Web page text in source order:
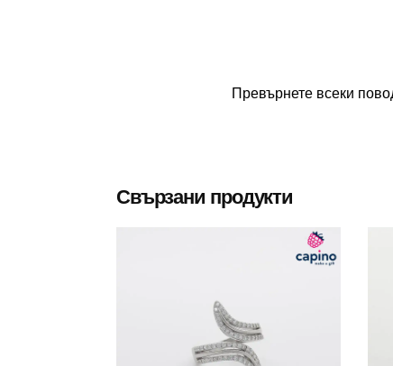
Превърнете всеки
Свързани продукти